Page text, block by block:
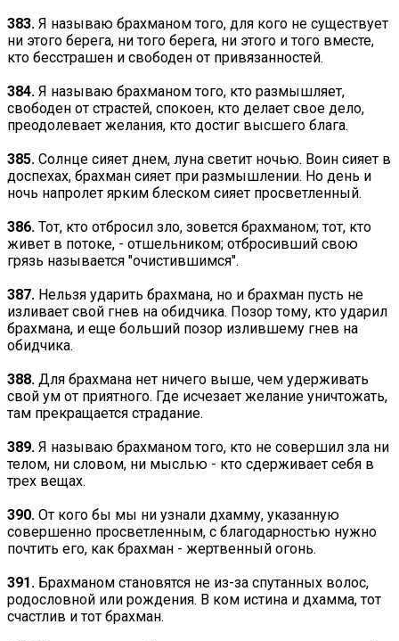
383. Я называю брахманом того, для кого не существует
ни этого берега, ни того берега, ни этого и того вместе,
кто бесстрашен и свободен от привязанностей.
384. Я называю брахманом того, кто размышляет,
свободен от страстей, спокоен, кто делает свое дело,
преодолевает желания, кто достиг высшего блага.
385. Солнце сияет днем, луна светит ночью. Воин сияет в
доспехах, брахман сияет при размышлении. Но день и
ночь напролет ярким блеском сияет просветленный.
386. Тот, кто отбросил зло, зовется брахманом; тот, кто
живет в потоке, - отшельником; отбросивший свою
грязь называется "очистившимся".
387. Нельзя ударить брахмана, но и брахман пусть не
изливает свой гнев на обидчика. Позор тому, кто ударил
брахмана, и еще больший позор излившему гнев на
обидчика.
388. Для брахмана нет ничего выше, чем удерживать
свой ум от приятного. Где исчезает желание уничтожать,
там прекращается страдание.
389. Я называю брахманом того, кто не совершил зла ни
телом, ни словом, ни мыслью - кто сдерживает себя в
трех вещах.
390. От кого бы мы ни узнали дхамму, указанную
совершенно просветленным, с благодарностью нужно
почтить его, как брахман - жертвенный огонь.
391. Брахманом становятся не из-за спутанных волос,
родословной или рождения. В ком истина и дхамма, тот
счастлив и тот брахман.